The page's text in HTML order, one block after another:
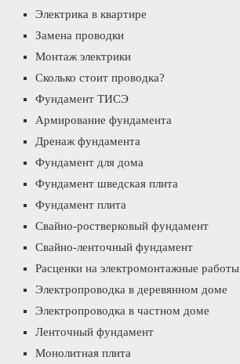
Электрика в квартире
Замена проводки
Монтаж электрики
Сколько стоит проводка?
Фундамент ТИСЭ
Армирование фундамента
Дренаж фундамента
Фундамент для дома
Фундамент шведская плита
Фундамент плита
Свайно-ростверковый фундамент
Свайно-ленточный фундамент
Расценки на электромонтажные работы
Электропроводка в деревянном доме
Электропроводка в частном доме
Ленточный фундамент
Монолитная плита